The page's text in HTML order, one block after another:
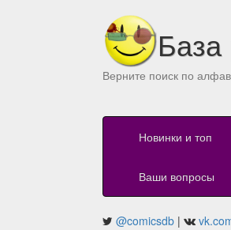
База
Верните поиск по
Новинки и топ
Ваши вопросы
@comicsdb |